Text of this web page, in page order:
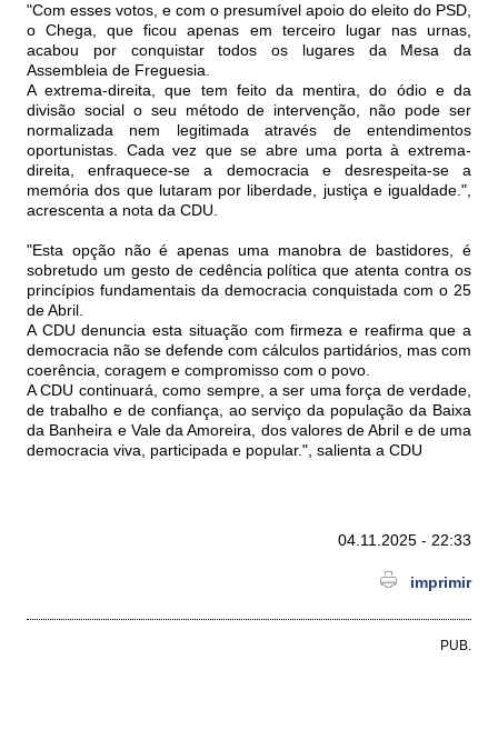
"Com esses votos, e com o presumível apoio do eleito do PSD,
o Chega, que ficou apenas em terceiro lugar nas urnas,
acabou por conquistar todos os lugares da Mesa da
Assembleia de Freguesia.
A extrema-direita, que tem feito da mentira, do ódio e da
divisão social o seu método de intervenção, não pode ser
normalizada nem legitimada através de entendimentos
oportunistas. Cada vez que se abre uma porta à extrema-
direita, enfraquece-se a democracia e desrespeita-se a
memória dos que lutaram por liberdade, justiça e igualdade.",
acrescenta a nota da CDU.
"Esta opção não é apenas uma manobra de bastidores, é
sobretudo um gesto de cedência política que atenta contra os
princípios fundamentais da democracia conquistada com o 25
de Abril.
A CDU denuncia esta situação com firmeza e reafirma que a
democracia não se defende com cálculos partidários, mas com
coerência, coragem e compromisso com o povo.
A CDU continuará, como sempre, a ser uma força de verdade,
de trabalho e de confiança, ao serviço da população da Baixa
da Banheira e Vale da Amoreira, dos valores de Abril e de uma
democracia viva, participada e popular.", salienta a CDU
04.11.2025 - 22:33
imprimir
PUB.